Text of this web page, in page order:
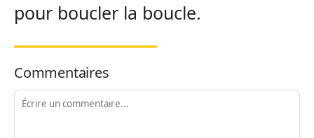
pour boucler la boucle.
Commentaires